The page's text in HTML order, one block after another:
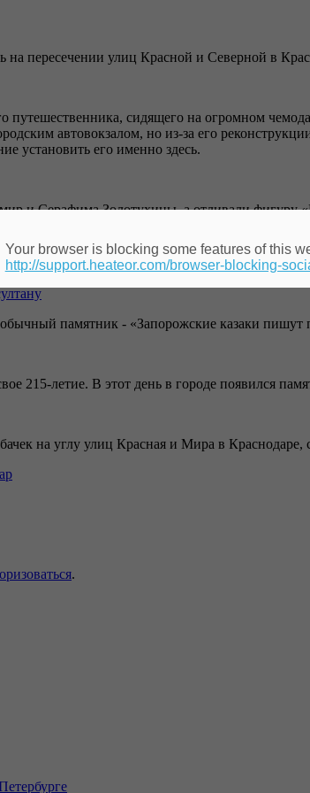
на пересечении улиц Красной и Северной в
путешественника, сидящего на огромном
автовокзалом, но из-за его
установить его именно здесь.
и Серафима Золотухины, а отливали
памятник - «Запорожские казаки
215-летие. В этот день в городе появился
на углу улиц Красная и Мира в Краснодаре,
.
Your browser is blocking some features of this
http://support.heateor.com/browser-blocking-